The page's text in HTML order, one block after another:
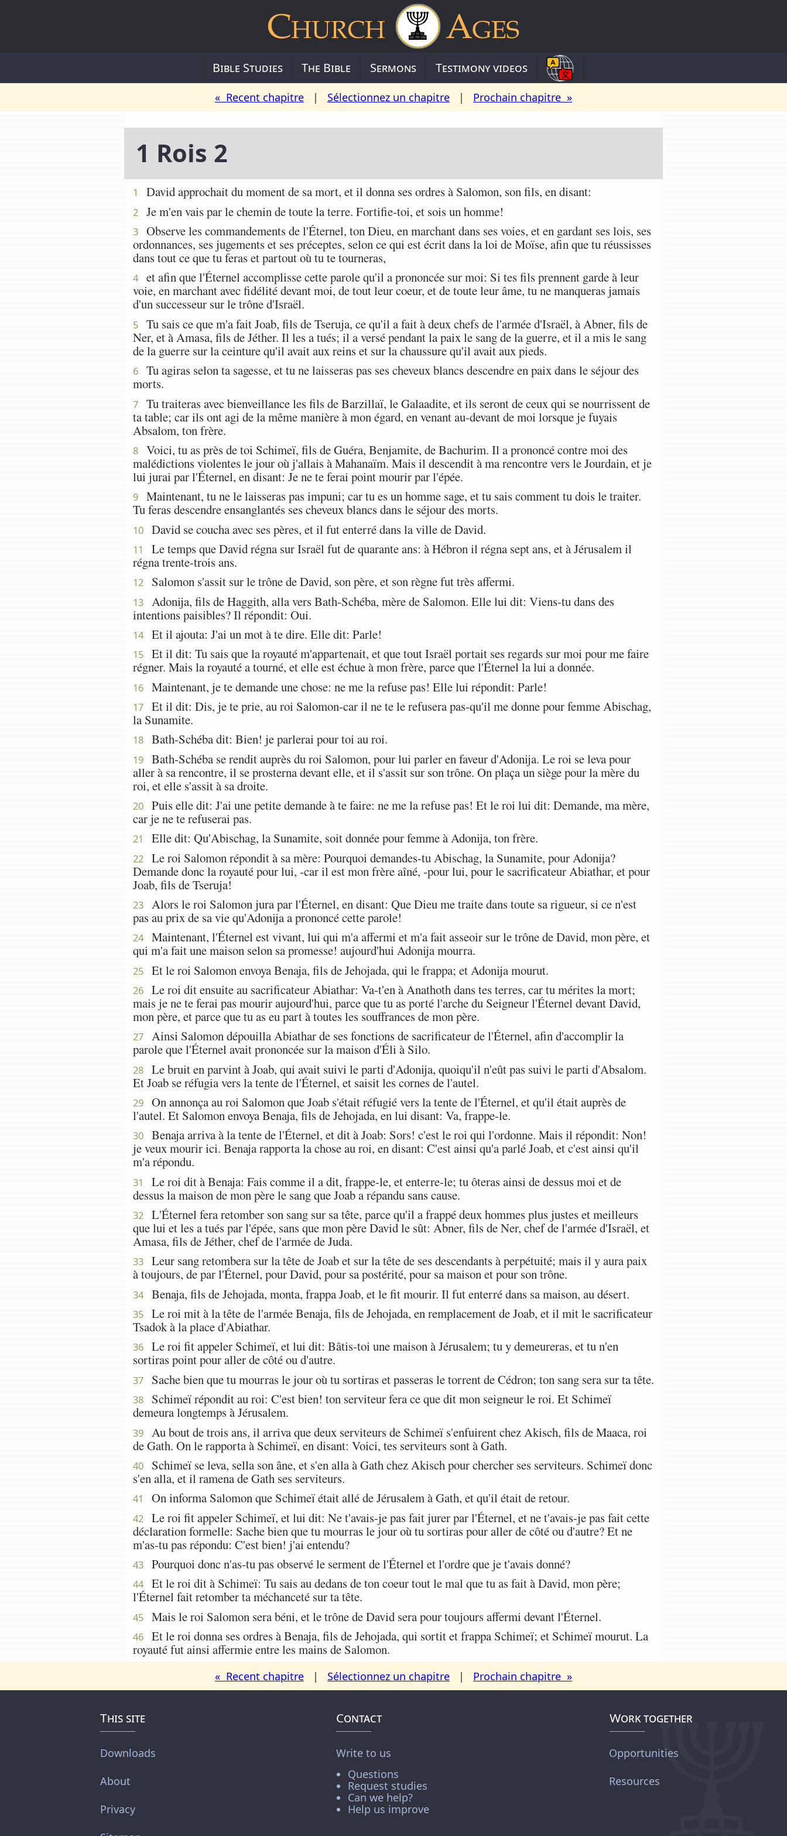
Bible Studies The Bible Sermons Testimony videos
« Recent chapitre | Sélectionnez un chapitre | Prochain chapitre »
1 Rois 2
1 David approchait du moment de sa mort, et il donna ses ordres à Salomon, son fils, en disant:
2 Je m'en vais par le chemin de toute la terre. Fortifie-toi, et sois un homme!
3
Observe les commandements de l'Éternel, ton Dieu, en marchant dans ses voies, et en gardant ses lois, ses
ordonnances, ses jugements et ses préceptes, selon ce qui est écrit dans la loi de Moïse, afin que tu réussisses
dans tout ce que tu feras et partout où tu te tourneras,
4
et afin que l'Éternel accomplisse cette parole qu'il a prononcée sur moi: Si tes fils prennent garde à leur
voie, en marchant avec fidélité devant moi, de tout leur coeur, et de toute leur âme, tu ne manqueras jamais
d'un successeur sur le trône d'Israël.
5
Tu sais ce que m'a fait Joab, fils de Tseruja, ce qu'il a fait à deux chefs de l'armée d'Israël, à Abner, fils de
Ner, et à Amasa, fils de Jéther. Il les a tués; il a versé pendant la paix le sang de la guerre, et il a mis le sang
de la guerre sur la ceinture qu'il avait aux reins et sur la chaussure qu'il avait aux pieds.
6
Tu agiras selon ta sagesse, et tu ne laisseras pas ses cheveux blancs descendre en paix dans le séjour des
morts.
7
Tu traiteras avec bienveillance les fils de Barzillaï, le Galaadite, et ils seront de ceux qui se nourrissent de
ta table; car ils ont agi de la même manière à mon égard, en venant au-devant de moi lorsque je fuyais
Absalom, ton frère.
8
Voici, tu as près de toi Schimeï, fils de Guéra, Benjamite, de Bachurim. Il a prononcé contre moi des
malédictions violentes le jour où j'allais à Mahanaïm. Mais il descendit à ma rencontre vers le Jourdain, et je
lui jurai par l'Éternel, en disant: Je ne te ferai point mourir par l'épée.
9
Maintenant, tu ne le laisseras pas impuni; car tu es un homme sage, et tu sais comment tu dois le traiter.
Tu feras descendre ensanglantés ses cheveux blancs dans le séjour des morts.
10 David se coucha avec ses pères, et il fut enterré dans la ville de David.
11
Le temps que David régna sur Israël fut de quarante ans: à Hébron il régna sept ans, et à Jérusalem il
régna trente-trois ans.
12 Salomon s'assit sur le trône de David, son père, et son règne fut très affermi.
13
Adonija, fils de Haggith, alla vers Bath-Schéba, mère de Salomon. Elle lui dit: Viens-tu dans des
intentions paisibles? Il répondit: Oui.
14 Et il ajouta: J'ai un mot à te dire. Elle dit: Parle!
15
Et il dit: Tu sais que la royauté m'appartenait, et que tout Israël portait ses regards sur moi pour me faire
régner. Mais la royauté a tourné, et elle est échue à mon frère, parce que l'Éternel la lui a donnée.
16 Maintenant, je te demande une chose: ne me la refuse pas! Elle lui répondit: Parle!
17
Et il dit: Dis, je te prie, au roi Salomon-car il ne te le refusera pas-qu'il me donne pour femme Abischag,
la Sunamite.
18 Bath-Schéba dit: Bien! je parlerai pour toi au roi.
19
Bath-Schéba se rendit auprès du roi Salomon, pour lui parler en faveur d'Adonija. Le roi se leva pour
aller à sa rencontre, il se prosterna devant elle, et il s'assit sur son trône. On plaça un siège pour la mère du
roi, et elle s'assit à sa droite.
20
Puis elle dit: J'ai une petite demande à te faire: ne me la refuse pas! Et le roi lui dit: Demande, ma mère,
car je ne te refuserai pas.
21 Elle dit: Qu'Abischag, la Sunamite, soit donnée pour femme à Adonija, ton frère.
22
Le roi Salomon répondit à sa mère: Pourquoi demandes-tu Abischag, la Sunamite, pour Adonija?
Demande donc la royauté pour lui, -car il est mon frère aîné, -pour lui, pour le sacrificateur Abiathar, et pour
Joab, fils de Tseruja!
23
Alors le roi Salomon jura par l'Éternel, en disant: Que Dieu me traite dans toute sa rigueur, si ce n'est
pas au prix de sa vie qu'Adonija a prononcé cette parole!
24
Maintenant, l'Éternel est vivant, lui qui m'a affermi et m'a fait asseoir sur le trône de David, mon père, et
qui m'a fait une maison selon sa promesse! aujourd'hui Adonija mourra.
25 Et le roi Salomon envoya Benaja, fils de Jehojada, qui le frappa; et Adonija mourut.
26
Le roi dit ensuite au sacrificateur Abiathar: Va-t'en à Anathoth dans tes terres, car tu mérites la mort;
mais je ne te ferai pas mourir aujourd'hui, parce que tu as porté l'arche du Seigneur l'Éternel devant David,
mon père, et parce que tu as eu part à toutes les souffrances de mon père.
27
Ainsi Salomon dépouilla Abiathar de ses fonctions de sacrificateur de l'Éternel, afin d'accomplir la
parole que l'Éternel avait prononcée sur la maison d'Éli à Silo.
28
Le bruit en parvint à Joab, qui avait suivi le parti d'Adonija, quoiqu'il n'eût pas suivi le parti d'Absalom.
Et Joab se réfugia vers la tente de l'Éternel, et saisit les cornes de l'autel.
29
On annonça au roi Salomon que Joab s'était réfugié vers la tente de l'Éternel, et qu'il était auprès de
l'autel. Et Salomon envoya Benaja, fils de Jehojada, en lui disant: Va, frappe-le.
30
Benaja arriva à la tente de l'Éternel, et dit à Joab: Sors! c'est le roi qui l'ordonne. Mais il répondit: Non!
je veux mourir ici. Benaja rapporta la chose au roi, en disant: C'est ainsi qu'a parlé Joab, et c'est ainsi qu'il
m'a répondu.
31
Le roi dit à Benaja: Fais comme il a dit, frappe-le, et enterre-le; tu ôteras ainsi de dessus moi et de
dessus la maison de mon père le sang que Joab a répandu sans cause.
32
L'Éternel fera retomber son sang sur sa tête, parce qu'il a frappé deux hommes plus justes et meilleurs
que lui et les a tués par l'épée, sans que mon père David le sût: Abner, fils de Ner, chef de l'armée d'Israël, et
Amasa, fils de Jéther, chef de l'armée de Juda.
33
Leur sang retombera sur la tête de Joab et sur la tête de ses descendants à perpétuité; mais il y aura paix
à toujours, de par l'Éternel, pour David, pour sa postérité, pour sa maison et pour son trône.
34 Benaja, fils de Jehojada, monta, frappa Joab, et le fit mourir. Il fut enterré dans sa maison, au désert.
35
Le roi mit à la tête de l'armée Benaja, fils de Jehojada, en remplacement de Joab, et il mit le sacrificateur
Tsadok à la place d'Abiathar.
36
Le roi fit appeler Schimeï, et lui dit: Bâtis-toi une maison à Jérusalem; tu y demeureras, et tu n'en
sortiras point pour aller de côté ou d'autre.
37 Sache bien que tu mourras le jour où tu sortiras et passeras le torrent de Cédron; ton sang sera sur ta tête.
38
Schimeï répondit au roi: C'est bien! ton serviteur fera ce que dit mon seigneur le roi. Et Schimeï
demeura longtemps à Jérusalem.
39
Au bout de trois ans, il arriva que deux serviteurs de Schimeï s'enfuirent chez Akisch, fils de Maaca, roi
de Gath. On le rapporta à Schimeï, en disant: Voici, tes serviteurs sont à Gath.
40
Schimeï se leva, sella son âne, et s'en alla à Gath chez Akisch pour chercher ses serviteurs. Schimeï donc
s'en alla, et il ramena de Gath ses serviteurs.
41 On informa Salomon que Schimeï était allé de Jérusalem à Gath, et qu'il était de retour.
42
Le roi fit appeler Schimeï, et lui dit: Ne t'avais-je pas fait jurer par l'Éternel, et ne t'avais-je pas fait cette
déclaration formelle: Sache bien que tu mourras le jour où tu sortiras pour aller de côté ou d'autre? Et ne
m'as-tu pas répondu: C'est bien! j'ai entendu?
43 Pourquoi donc n'as-tu pas observé le serment de l'Éternel et l'ordre que je t'avais donné?
44
Et le roi dit à Schimeï: Tu sais au dedans de ton coeur tout le mal que tu as fait à David, mon père;
l'Éternel fait retomber ta méchanceté sur ta tête.
45 Mais le roi Salomon sera béni, et le trône de David sera pour toujours affermi devant l'Éternel.
46
Et le roi donna ses ordres à Benaja, fils de Jehojada, qui sortit et frappa Schimeï; et Schimeï mourut. La
royauté fut ainsi affermie entre les mains de Salomon.
« Recent chapitre | Sélectionnez un chapitre | Prochain chapitre »
This site
Downloads
About
Privacy
Contact
Write to us
Questions
Request studies
Can we help?
Help us improve
Work together
Opportunities
Resources